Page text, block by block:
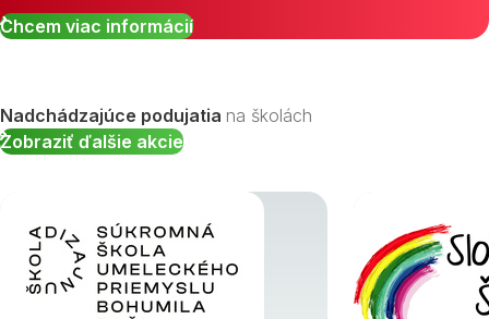
Chcem viac informácií
Nadchádzajúce podujatia na školách
Zobraziť ďalšie akcie